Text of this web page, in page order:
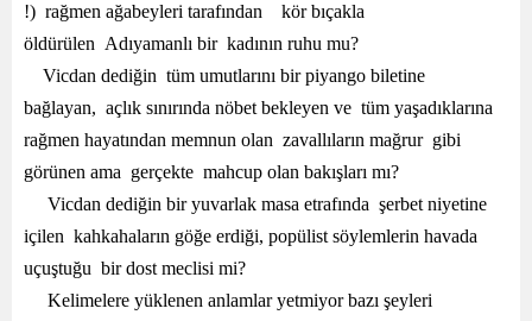
!) rağmen ağabeyleri tarafından kör bıçakla
öldürülen Adıyamanlı bir kadının ruhu mu?
Vicdan dediğin tüm umutlarını bir piyango biletine
bağlayan, açlık sınırında nöbet bekleyen ve tüm yaşadıklarına
rağmen hayatından memnun olan zavallıların mağrur gibi
görünen ama gerçekte mahcup olan bakışları mı?
Vicdan dediğin bir yuvarlak masa etrafında şerbet niyetine
içilen kahkahaların göğe erdiği, popülist söylemlerin havada
uçuştuğu bir dost meclisi mi?
Kelimelere yüklenen anlamlar yetmiyor bazı şeyleri